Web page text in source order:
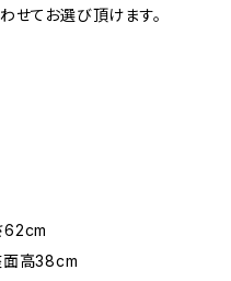
せてお選び頂けます。
62cm
高38cm